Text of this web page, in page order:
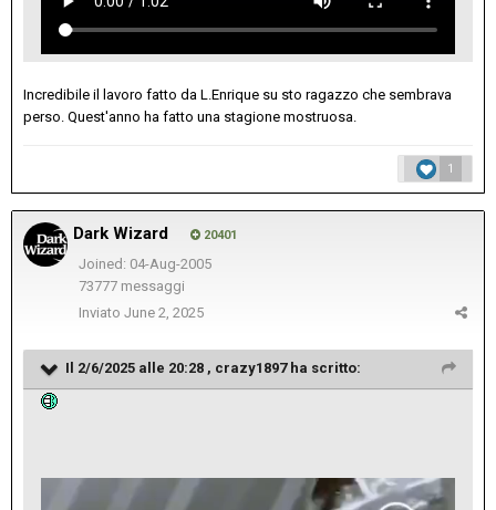
Incredibile il lavoro fatto da L.Enrique su sto ragazzo che sembrava
perso. Quest'anno ha fatto una stagione mostruosa.
1
Dark Wizard 20401
Joined: 04-Aug-2005
73777 messaggi
Inviato June 2, 2025
Il 2/6/2025 alle 20:28 , crazy1897ha scritto: